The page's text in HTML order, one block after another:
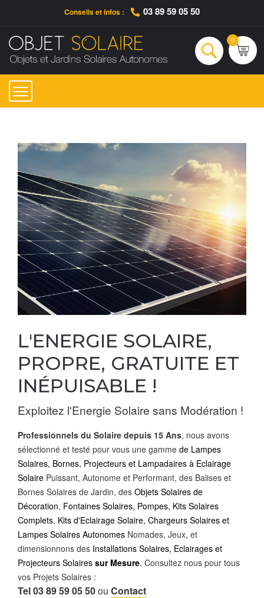
Conseils et infos : 03 89 59 05 50
Rechercher
0
L'ENERGIE SOLAIRE,
PROPRE, GRATUITE ET
INÉPUISABLE !
Exploitez l'Energie Solaire sans Modération !
Professionnels du Solaire depuis 15 Ans, nous avons
sélectionné et testé pour vous une gamme de Lampes
Solaires, Bornes, Projecteurs et Lampadaires à Eclairage
Solaire Puissant, Autonome et Performant, des Balises et
Bornes Solaires de Jardin, des Objets Solaires de
Décoration, Fontaines Solaires, Pompes, Kits Solaires
Complets, Kits d'Eclairage Solaire, Chargeurs Solaires et
Lampes Solaires Autonomes Nomades, Jeux, et
dimensionnons des Installations Solaires, Eclairages et
Projecteurs Solaires sur Mesure. Consultez nous pour tous
vos Projets Solaires :
Tel 03 89 59 05 50ou Contact